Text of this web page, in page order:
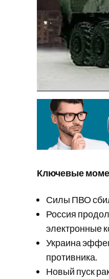
Ключевые
Силы ПВО
Россия
электронные
Украина
противника.
Новый пуск